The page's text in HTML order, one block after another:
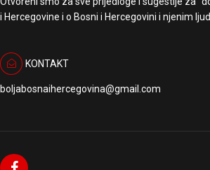
i Hercegovine i o Bosni i Hercegovini i njenim
KONTAKT
boljabosnaihercegovina@gmail.com